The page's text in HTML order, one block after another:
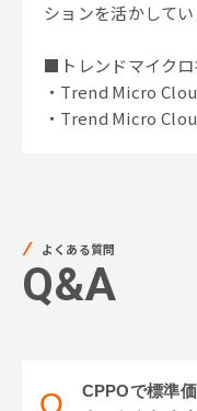
ションを活かしてい
■トレンドマイク
・Trend Micro
・Trend Micro
よくある質問
Q&A
CPPOで標準